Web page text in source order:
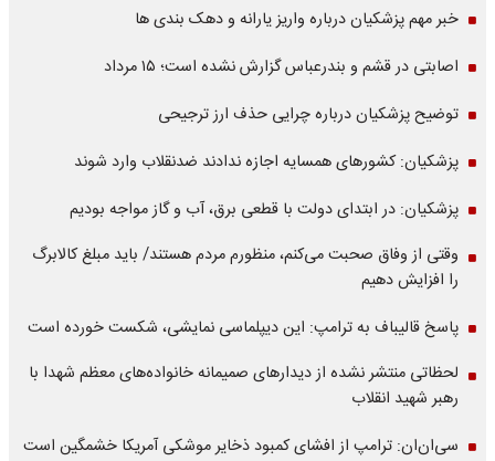
خبر مهم پزشکیان درباره واریز یارانه و دهک بندی ها
اصابتی در قشم و بندرعباس گزارش نشده است؛ ۱۵ مرداد
توضیح پزشکیان درباره چرایی حذف ارز ترجیحی
پزشکیان: کشورهای همسایه اجازه ندادند ضدنقلاب وارد شوند
پزشکیان: در ابتدای دولت با قطعی برق، آب و گاز مواجه بودیم
وقتی از وفاق صحبت می‌کنم، منظورم مردم هستند/ باید مبلغ کالابرگ
را افزایش دهیم
پاسخ قالیباف به ترامپ: این دیپلماسی نمایشی، شکست خورده است
لحظاتی منتشر نشده از دیدارهای صمیمانه خانواده‌های معظم شهدا با
رهبر شهید انقلاب
سی‌ان‌ان: ترامپ از افشای کمبود ذخایر موشکی آمریکا خشمگین است